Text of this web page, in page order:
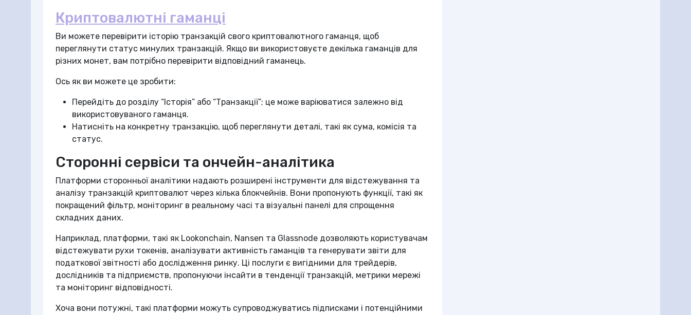
Криптовалютні гаманці
Ви можете перевірити історію транзакцій свого криптовалютного гаманця, щоб
переглянути статус минулих транзакцій. Якщо ви використовуєте декілька гаманців для
різних монет, вам потрібно перевірити відповідний гаманець.
Ось як ви можете це зробити:
Перейдіть до розділу “Історія” або “Транзакції”; це може варіюватися залежно від
використовуваного гаманця.
Натисніть на конкретну транзакцію, щоб переглянути деталі, такі як сума, комісія та
статус.
Сторонні сервіси та ончейн-аналітика
Платформи сторонньої аналітики надають розширені інструменти для відстежування та
аналізу транзакцій криптовалют через кілька блокчейнів. Вони пропонують функції, такі як
покращений фільтр, моніторинг в реальному часі та візуальні панелі для спрощення
складних даних.
Наприклад, платформи, такі як Lookonchain, Nansen та Glassnode дозволяють користувачам
відстежувати рухи токенів, аналізувати активність гаманців та генерувати звіти для
податкової звітності або дослідження ринку. Ці послуги є вигідними для трейдерів,
дослідників та підприємств, пропонуючи інсайти в тенденції транзакцій, метрики мережі
та моніторинг відповідності.
Хоча вони потужні, такі платформи можуть супроводжуватись підписками і потенційними